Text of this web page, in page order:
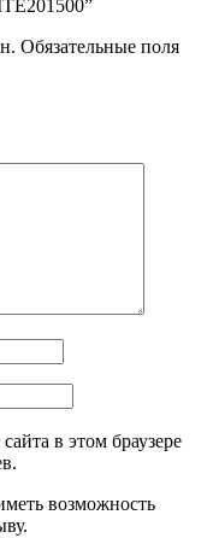
Обязательные поля
в этом браузере
возможность